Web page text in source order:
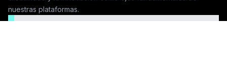
nuestras plataformas.